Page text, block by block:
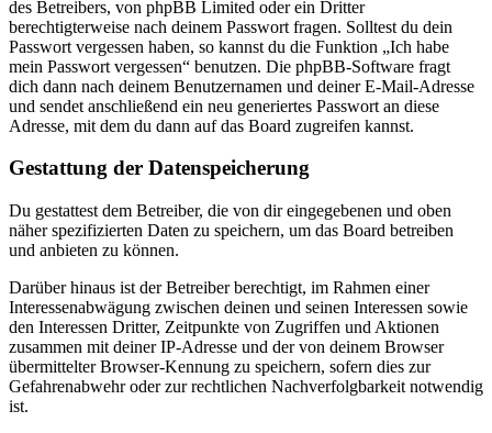
des Betreibers, von phpBB Limited oder ein Dritter
berechtigterweise nach deinem Passwort fragen. Solltest du dein
Passwort vergessen haben, so kannst du die Funktion „Ich habe
mein Passwort vergessen“ benutzen. Die phpBB-Software fragt
dich dann nach deinem Benutzernamen und deiner E-Mail-Adresse
und sendet anschließend ein neu generiertes Passwort an diese
Adresse, mit dem du dann auf das Board zugreifen kannst.
Gestattung der Datenspeicherung
Du gestattest dem Betreiber, die von dir eingegebenen und oben
näher spezifizierten Daten zu speichern, um das Board betreiben
und anbieten zu können.
Darüber hinaus ist der Betreiber berechtigt, im Rahmen einer
Interessenabwägung zwischen deinen und seinen Interessen sowie
den Interessen Dritter, Zeitpunkte von Zugriffen und Aktionen
zusammen mit deiner IP-Adresse und der von deinem Browser
übermittelter Browser-Kennung zu speichern, sofern dies zur
Gefahrenabwehr oder zur rechtlichen Nachverfolgbarkeit notwendig
ist.